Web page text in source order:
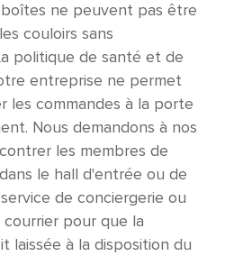
ne peuvent pas être
couloirs sans
politique de santé et de
entreprise ne permet
les commandes à la porte
Nous demandons à nos
les membres de
le hall d'entrée ou de
de conciergerie ou
pour que la
laissée à la disposition du